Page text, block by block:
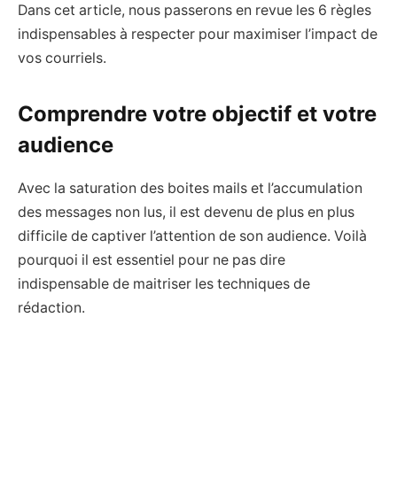
Dans cet article, nous passerons en revue les 6 règles
indispensables à respecter pour maximiser l’impact de
vos courriels.
Comprendre votre objectif et votre
audience
Avec la saturation des boites mails et l’accumulation
des messages non lus, il est devenu de plus en plus
difficile de captiver l’attention de son audience. Voilà
pourquoi il est essentiel pour ne pas dire
indispensable de maitriser les techniques de
rédaction.